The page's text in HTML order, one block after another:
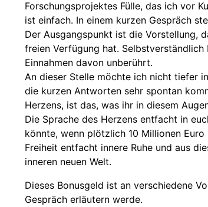
Forschungsprojektes Fülle, das ich vor
ist einfach. In einem kurzen Gespräch
Der Ausgangspunkt ist die Vorstellung,
freien Verfügung hat.
Einnahmen davon unberührt.
An dieser Stelle möchte ich nicht tiefer
die kurzen Antworten sehr spontan
Herzens, ist das, was ihr in diesem
Die Sprache des Herzens entfacht in
könnte, wenn plötzlich 10 Millionen
Freiheit entfacht innere Ruhe und aus
inneren neuen Welt.
Dieses Bonusgeld ist an verschiedene
Gespräch erläutern werde.